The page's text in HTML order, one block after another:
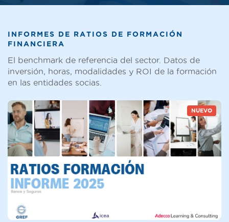
INFORMES DE RATIOS DE FORMACIÓN
FINANCIERA
El benchmark de referencia del sector. Datos de
inversión, horas, modalidades y ROI de la formación
en las entidades socias.
NUEVO